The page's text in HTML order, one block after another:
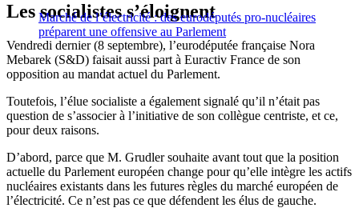
Marché de l’électricité : des eurodéputés pro-nucléaires
préparent une offensive au Parlement
Les socialistes s’éloignent
Vendredi dernier (8 septembre), l’eurodéputée française Nora
Mebarek (S&D) faisait aussi part à Euractiv France de son
opposition au mandat actuel du Parlement.
Toutefois, l’élue socialiste a également signalé qu’il n’était pas
question de s’associer à l’initiative de son collègue centriste, et ce,
pour deux raisons.
D’abord, parce que M. Grudler souhaite avant tout que la position
actuelle du Parlement européen change pour qu’elle intègre les actifs
nucléaires existants dans les futures règles du marché européen de
l’électricité. Ce n’est pas ce que défendent les élus de gauche.